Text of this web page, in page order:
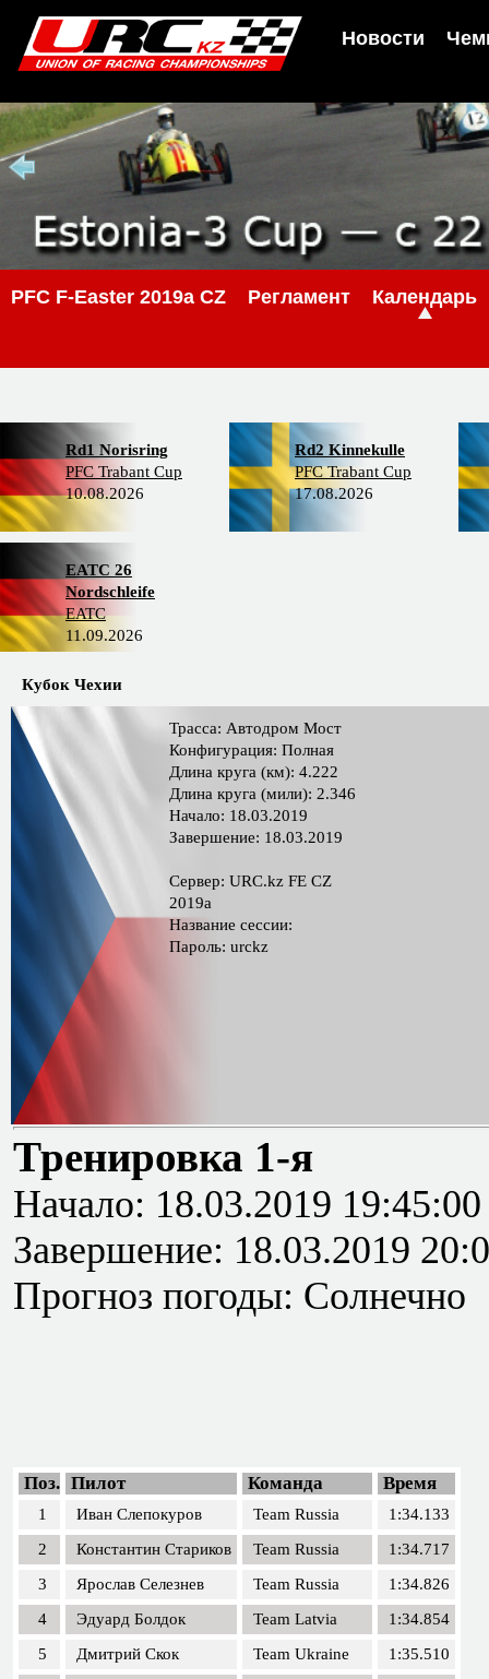
Новости
PFС F-Easter 2019a CZ Регламент Календарь
Rd1 Norisring
PFC Trabant Cup
10.08.2026
Rd2 Kinnekulle
PFC Trabant Cup
17.08.2026
EATC 26
Nordschleife
EATC
11.09.2026
Кубок Чехии
Трасса: Автодром Мост
Конфигурация: Полная
Длина круга (км): 4.222
Длина круга (мили): 2.346
Начало: 18.03.2019
Завершение: 18.03.2019
Сервер: URC.kz FE CZ
2019a
Название сессии:
Пароль: urckz
Тренировка 1-я
Начало: 18.03.2019 19:45:00
Завершение: 18.03.2019
Прогноз погоды: Солнечно
Поз. Пилот Команда Время
1 Иван Слепокуров Team Russia
1:34.133
2
Константин Стариков Team Russia
1:34.717
3
Ярослав Селезнев Team Russia
1:34.826
4
Эдуард Болдок Team Latvia
1:34.854
5
Дмитрий Скок Team Ukraine
1:35.510